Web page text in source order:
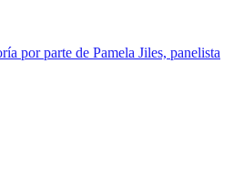
por parte de Pamela Jiles, panelista